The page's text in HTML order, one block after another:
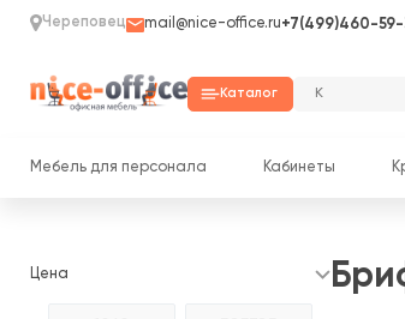
Череповец mail@nice-office.ru+7(499)460-59-
Каталог
Мебель для персонала Кабинеты
Цена